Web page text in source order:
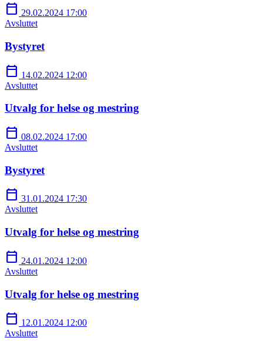
calendar_today 29.02.2024 17:00
Avsluttet
Bystyret
calendar_today 14.02.2024 12:00
Avsluttet
Utvalg for helse og mestring
calendar_today 08.02.2024 17:00
Avsluttet
Bystyret
calendar_today 31.01.2024 17:30
Avsluttet
Utvalg for helse og mestring
calendar_today 24.01.2024 12:00
Avsluttet
Utvalg for helse og mestring
calendar_today 12.01.2024 12:00
Avsluttet